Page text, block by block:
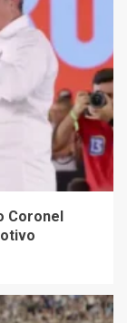
Coronel